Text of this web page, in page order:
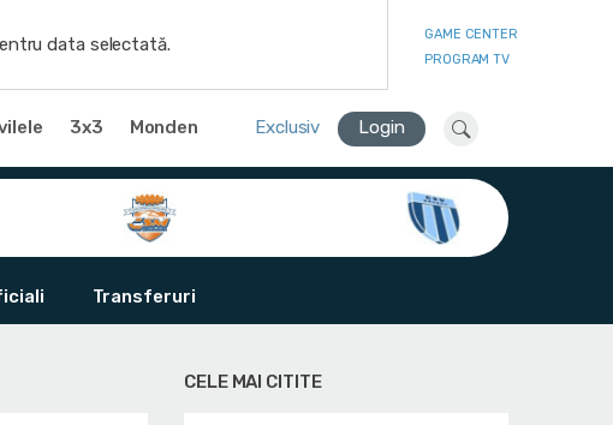
data selectată.
GAME CENTER
PROGRAM TV
3x3 Monden Exclusiv Login
Transferuri
CELE MAI CITITE